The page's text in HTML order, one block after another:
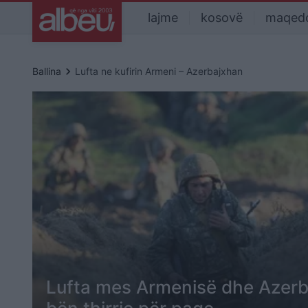
lajme kosovë
Ballina keyboard_arrow_right Lufta ne kufirin Armeni – Azerbajxhan
Lufta mes Armenisë dhe